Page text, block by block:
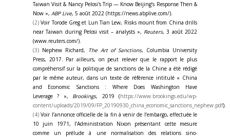
Taiwan Visit & Nancy Pelosi's Trip — Know Beijing’s Response Then &
Now », ABP Live, 5 août 2022 (https://news.abplive.com/).
(2) Voir Torode Greg et Lun Tian Lew, Risks mount from China drills
near Taiwan during Pelosi visit – analysts », Reuters, 3 août 2022
(www.reuters.com/).
(3) Nephew Richard, The Art of Sanctions, Columbia University
Press, 2017. Par ailleurs, on peut relever que le rapport le plus
compréhensif sur la politique de sanctions de la Chine a été rédigé
par le même auteur, dans un texte de référence intitulé « China
and Economic Sanctions : Where Does Washington Have
Leverage
? », Brookings, 2019 (https://www.brookings.edu/wp-
content/uploads/2019/09/FP_20190930_china_economic_sanctions_nephew.pdf).
(4) Voir l’annonce officielle de la fin à venir de l’embargo, effectuée le
10 juin 1971, l’Administration Nixon présentant cette mesure
comme un prélude à une normalisation des relations sino-